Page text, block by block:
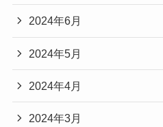
2024年6月
2024年5月
2024年4月
2024年3月